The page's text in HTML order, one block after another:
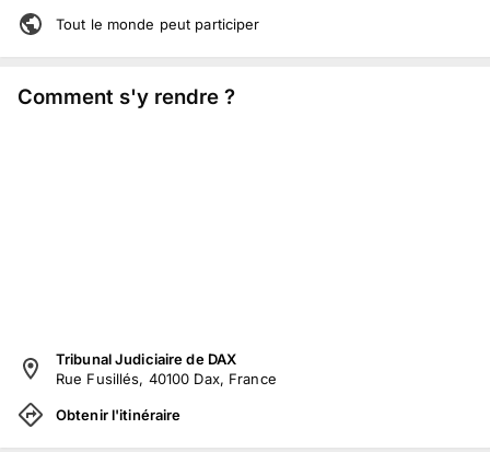
Tout le monde peut participer
Comment s'y rendre ?
Tribunal Judiciaire de DAX
Rue Fusillés, 40100 Dax, France
Obtenir l'itinéraire